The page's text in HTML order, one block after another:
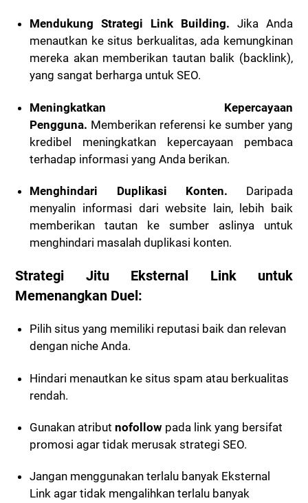
Mendukung Strategi Link Building.Jika Anda
menautkan ke situs berkualitas, ada kemungkinan
mereka akan memberikan tautan balik (backlink),
yang sangat berharga untuk SEO.
Meningkatkan Kepercayaan
Pengguna. Memberikan referensi ke sumber yang
kredibel meningkatkan kepercayaan pembaca
terhadap informasi yang Anda berikan.
Menghindari Duplikasi Konten. Daripada
menyalin informasi dari website lain, lebih baik
memberikan tautan ke sumber aslinya untuk
menghindari masalah duplikasi konten.
Strategi Jitu Eksternal Link untuk
Memenangkan Duel:
Pilih situs yang memiliki reputasi baik dan relevan
dengan niche Anda.
Hindari menautkan ke situs spam atau berkualitas
rendah.
Gunakan atributnofollow pada link yang bersifat
promosi agar tidak merusak strategi SEO.
Jangan menggunakan terlalu banyak Eksternal
Link agar tidak mengalihkan terlalu banyak